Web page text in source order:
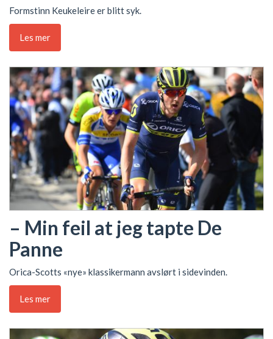
Formstinn Keukeleire er blitt syk.
Les mer
– Min feil at jeg tapte De
Panne
Orica-Scotts «nye» klassikermann avslørt i sidevinden.
Les mer